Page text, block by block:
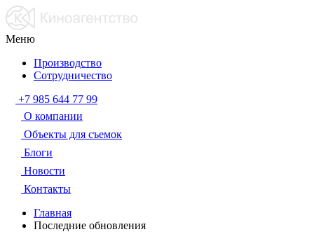
Меню
Производство
Сотрудничество
+7 985 644 77 99
О компании
Объекты для съемок
Блоги
Новости
Контакты
Главная
Последние обновления